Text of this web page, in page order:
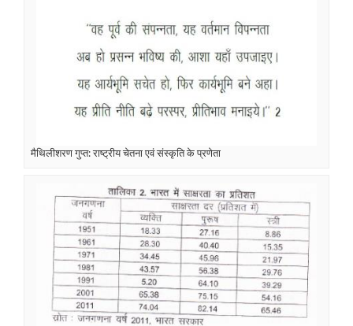
मैथिलीशरण गुप्त: राष्ट्रीय चेतना एवं संस्कृति के प्रणेता